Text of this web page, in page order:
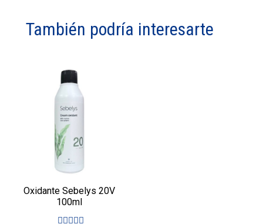
También podría interesarte
Oxidante Sebelys 20V
100ml